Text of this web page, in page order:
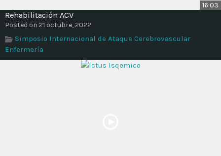
16:03
Rehabilitación ACV
Posted on 21 octubre, 2022
Simposio Internacional de Ataque Cerebrovascular
Enfermería